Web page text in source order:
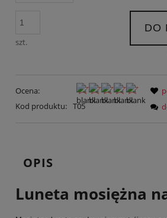
szt.
DO
Ocena:
Kod produktu: T05
OPIS
Luneta mosiężna